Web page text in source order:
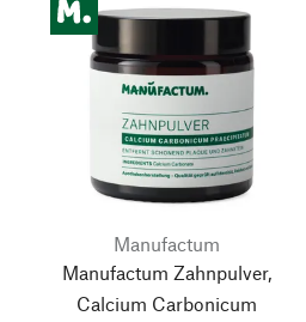
Manufactum
Manufactum Zahnpulver,
Calcium Carbonicum